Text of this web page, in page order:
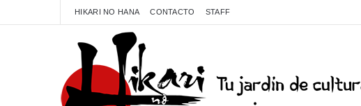
HIKARI NO HANA CONTACTO STAFF